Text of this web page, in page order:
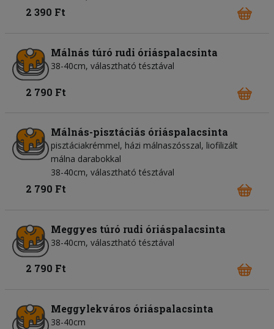
2 390 Ft
Málnás túró rudi óriáspalacsinta
38-40cm, választható tésztával
2 790 Ft
Málnás-pisztáciás óriáspalacsinta
pisztáciakrémmel, házi málnaszósszal, liofilizált
málna darabokkal
38-40cm, választható tésztával
2 790 Ft
Meggyes túró rudi óriáspalacsinta
38-40cm, választható tésztával
2 790 Ft
Meggylekváros óriáspalacsinta
38-40cm